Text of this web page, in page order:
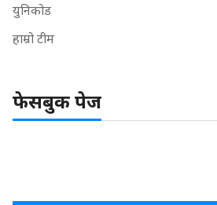
युनिकोड
हाम्रो टीम
फेसबुक पेज